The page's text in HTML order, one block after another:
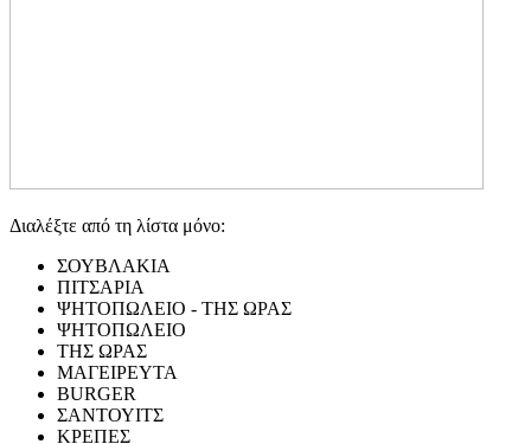
Διαλέξτε από τη λίστα μόνο:
ΣΟΥΒΛΑΚΙΑ
ΠΙΤΣΑΡΙΑ
ΨΗΤΟΠΩΛΕΙΟ - ΤΗΣ ΩΡΑΣ
ΨΗΤΟΠΩΛΕΙΟ
ΤΗΣ ΩΡΑΣ
ΜΑΓΕΙΡΕΥΤΑ
BURGER
ΣΑΝΤΟΥΙΤΣ
ΚΡΕΠΕΣ